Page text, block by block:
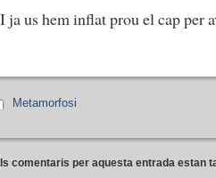
I ja us hem inflat prou el cap per
Metamorfosi
comentaris per aquesta entrada estan